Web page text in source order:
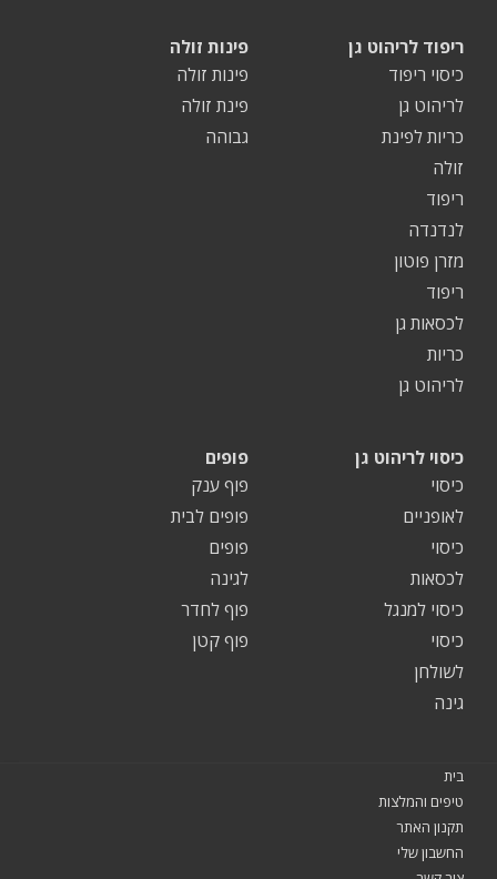
פינות זולה
פינות זולה
פינת זולה
גבוהה
ריפוד לריהוט גן
כיסוי ריפוד
לריהוט גן
כריות לפינת
זולה
ריפוד
לנדנדה
מזרן פוטון
ריפוד
לכסאות גן
כריות
לריהוט גן
פופים
פוף ענק
פופים לבית
פופים
לגינה
פוף לחדר
פוף קטן
כיסוי לריהוט גן
כיסוי
לאופניים
כיסוי
לכסאות
כיסוי למנגל
כיסוי
לשולחן
גינה
בית
טיפים והמלצות
תקנון האתר
החשבון שלי